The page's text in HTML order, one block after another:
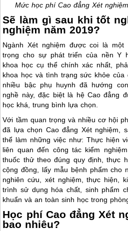
Mức học phí Cao đẳng Xét
Sẽ làm gì sau khi tốt
nghiệm năm 2019?
Ngành Xét nghiệm được coi là một
trọng cho sự phát triển của nền Y
khoa học cụ thể chính xác nhất,
khoa học và tình trạng sức khỏe
nhiều bậc phụ huynh đã hướng
nghề này, đặc biệt là hệ Cao đẳng
học khá, trung bình lựa chọn.
Với tầm quan trọng và nhiều cơ hội
đã lựa chọn Cao đẳng Xét nghiệm,
thể làm những việc như: Thực hiện
liên quan đến công tác kiểm
thuốc thử theo đúng quy định, thực
cộng đồng, lấy mẫu bệnh phẩm cho
nghiên cứu, xét nghiệm, thực hiện,
trình sử dụng hóa chất, sinh phẩm
khuẩn và an toàn sinh học trong
Học phí Cao đẳng Xét
bao nhiêu?